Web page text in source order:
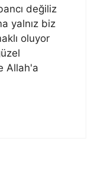
değiliz
yalnız biz
oluyor
Allah'a